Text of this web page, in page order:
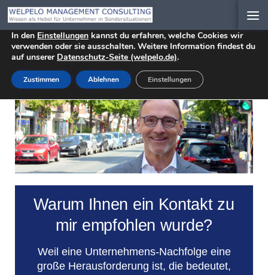
Zum Inhalt springen
START
Warum Ihnen ein Kontakt zu
mir empfohlen wurde?
Weil eine Unternehmens-Nachfolge eine
große Herausforderung ist, die bedeutet,
Wir verwenden Cookies, um dir die bestmögliche Erfahrung auf
unserer Website zu bieten.
In den Einstellungen kannst du erfahren, welche Cookies wir
verwenden oder sie ausschalten. Weitere Information findest du
auf unserer Datenschutz-Seite (welpelo.de).
Zustimmen Ablehnen Einstellungen